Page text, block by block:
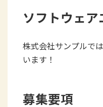
新
日
:
ソフトウェ
株式会社サンプルで
います！
募集要項